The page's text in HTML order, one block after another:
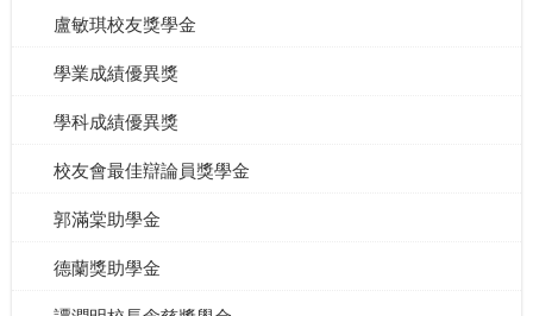
盧敏琪校友獎學金
學業成績優異獎
學科成績優異獎
校友會最佳辯論員獎學金
郭滿棠助學金
德蘭獎助學金